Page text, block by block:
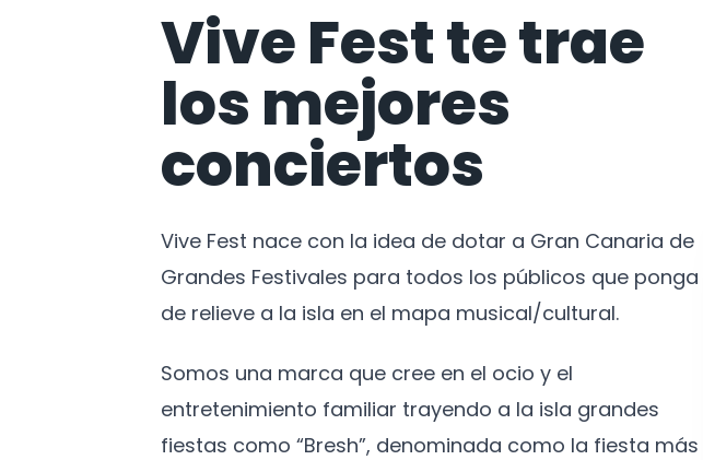
Vive Fest te trae
los mejores
conciertos
Vive Fest nace con la idea de dotar a Gran Canaria de
Grandes Festivales para todos los públicos que ponga
de relieve a la isla en el mapa musical/cultural.
Somos una marca que cree en el ocio y el
entretenimiento familiar trayendo a la isla grandes
fiestas como “Bresh”, denominada como la fiesta más